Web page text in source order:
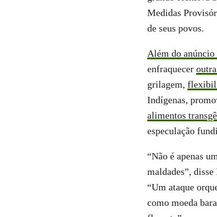
Medidas
de seus povos.
Além do
enfraquecer
grilagem,
Indígenas,
alimentos
especulação
“Não é apenas
maldades”,
“Um ataque
como moeda